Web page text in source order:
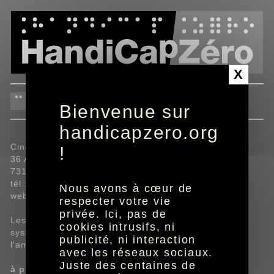
Cinéma Victoria
Cinéma Victoria,
36 Avenue Victoria,
73100 Aix-les-Bains.
tél : 04.79.35.10.00.
web :
cinemavictoria.fr
Les 5 salles du Cinéma Victoria sont équipées du
système Twavox permettant l'audiodescription et
l'amplification sonore.
à propos du système Twavox
X
Bienvenue sur
handicapzero.org
!
Nous avons à cœur de
respecter votre vie
privée. Ici, pas de
cookies intrusifs, ni
publicité, ni interaction
avec les réseaux sociaux.
Juste des centaines de